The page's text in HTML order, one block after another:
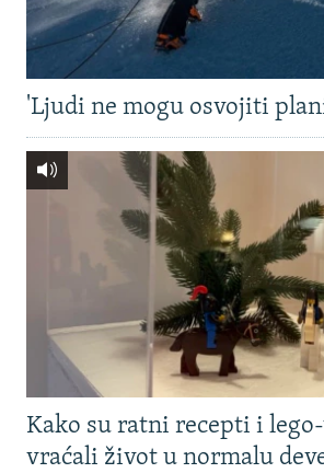
'Ljudi ne mogu osvojiti
Kako su ratni recepti i
vraćali život u normalu